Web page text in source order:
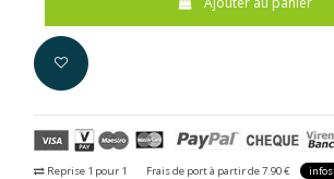
Reprise 1 pour 1 Frais de port à partir de 7.90 € infos